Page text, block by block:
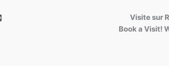
Visite sur
Book a Visit!